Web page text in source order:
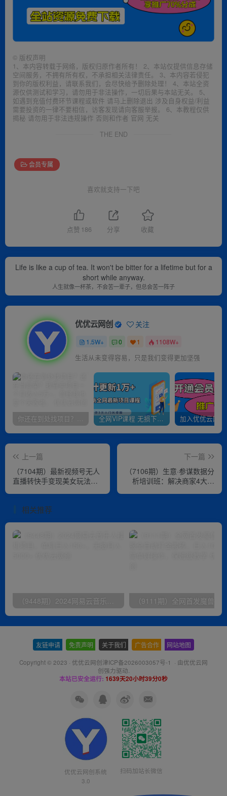
© 版权声明
1、本内容转载于网络，版权归原作者所有！ 2、本站仅提供信息存储
空间服务，不拥有所有权，不承担相关法律责任。 3、本内容若侵犯
到你的版权利益，请联系我们，会尽快给予删除处理！ 4、本站全资
源仅供测试和学习，请勿用于非法操作，一切后果与本站无关。 5、
如遇到充值付费环节课程或软件 请马上删除退出 涉及自身权益/利益
需要投资的一律不要相信，访客发现请向客服举报。 6、本教程仅供
揭秘 请勿用于非法违规操作 否则和作者 官网 无关
THE END
会员专属
喜欢就支持一下吧
点赞 186 分享 收藏
Life is like a cup of tea. It won't be bitter for a lifetime but for a
short while anyway.
人生就像一杯茶，不会苦一辈子，但总会苦一阵子
优优云网创 关注
1.5W+ 0 1 1108W+
生活从未变得容易，只是我们变得更加坚强
你还在到处找项目？还在当韭菜？我靠卖项目一个月收入5万+，曾经我也是个失败者。 全网VIP课程 无损下载~
上一篇
（7104期）最新视频号无人
直播转快手变现美女玩法日
下一篇
（7106期）生意·参谋数据分
析培训班：解决商家4大痛
相关推荐
友链申请 免责声明 关于我们 广告合作 网站地图
Copyright © 2023 · 优优云网创津ICP备2026003057号-1 · 由优优云网
创强力驱动.
本站已安全运行: 1639天20小时39分0秒
优优云网创系统
3.0
扫码加站长微信